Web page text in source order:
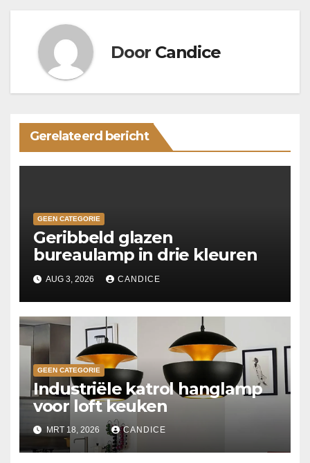
Door Candice
Gerelateerd bericht
GEEN CATEGORIE
Geribbeld glazen
bureaulamp in drie kleuren
AUG 3, 2026 CANDICE
GEEN CATEGORIE
Industriële katrol hanglamp
voor loft keuken
MRT 18, 2026 CANDICE